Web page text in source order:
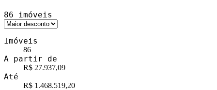
86 imóveis
Imóveis
86
A partir de
R$ 27.937,09
Até
R$ 1.468.519,20